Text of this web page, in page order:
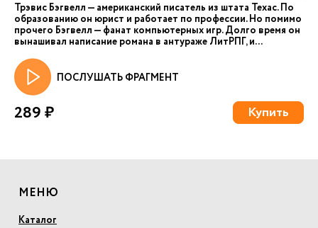
Трэвис Бэгвелл — американский писатель из штата Техас. По
образованию он юрист и работает по профессии. Но помимо
прочего Бэгвелл — фанат компьютерных игр. Долго время он
вынашивал написание романа в антураже ЛитРПГ, и...
ПОСЛУШАТЬ ФРАГМЕНТ
289 ₽ Купить
МЕНЮ
Каталог